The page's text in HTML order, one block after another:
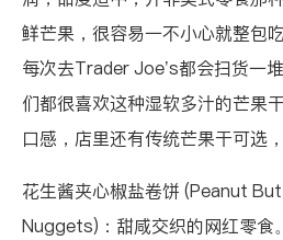
鲜芒果，很容易一不小心就整包
每次去Trader Joe’s都会扫货一
们都很喜欢这种湿软多汁的芒果
口感，店里还有传统芒果干可选
花生酱夹心椒盐卷饼 (Peanut
Nuggets) ：甜咸交织的网红零